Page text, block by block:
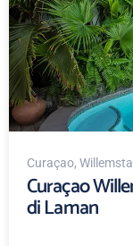
Curaçao,
Curaçao
di Laman